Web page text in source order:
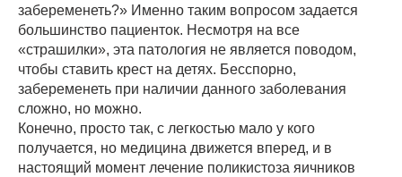
забеременеть?» Именно таким вопросом задается
большинство пациенток. Несмотря на все
«страшилки», эта патология не является поводом,
чтобы ставить крест на детях. Бесспорно,
забеременеть при наличии данного заболевания
сложно, но можно.
Конечно, просто так, с легкостью мало у кого
получается, но медицина движется вперед, и в
настоящий момент лечение поликистоза яичников